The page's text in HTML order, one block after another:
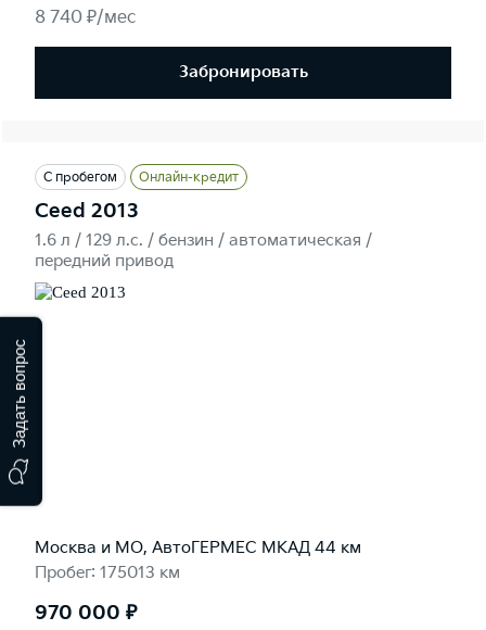
8 740 ₽/мес
Забронировать
С пробегом Онлайн-кредит
Ceed 2013
1.6 л / 129 л.c. / бензин / автоматическая /
передний привод
Москва и МО, АвтоГЕРМЕС МКАД 44 км
Пробег: 175013 км
970 000 ₽
Задать вопрос